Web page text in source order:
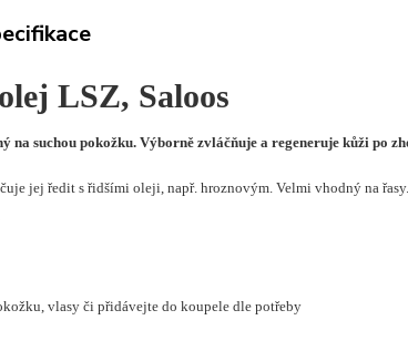
LSZ, Saloos
na suchou pokožku. Výborně zvláčňuje a regeneruje kůži po
jej ředit s řidšími oleji, např. hroznovým. Velmi vhodný na
vlasy či přidávejte do koupele dle potřeby